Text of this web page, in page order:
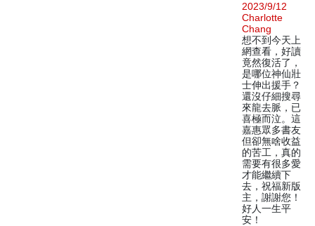
2023/9/12
Charlotte
Chang
想不到今天上
網查看，好讀
竟然復活了，
是哪位神仙壯
士伸出援手？
還沒仔細搜尋
來龍去脈，已
喜極而泣。這
嘉惠眾多書友
但卻無啥收益
的苦工，真的
需要有很多愛
才能繼續下
去，祝福新版
主，謝謝您！
好人一生平
安！